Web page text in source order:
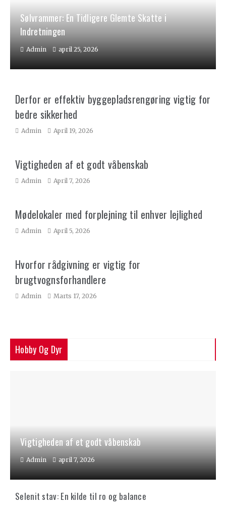
Sølvrammer: En Tidligere Glemte Skatte i
Indretningen
Admin april 25, 2026
Derfor er effektiv byggepladsrengøring vigtig for
bedre sikkerhed
Admin April 19, 2026
Vigtigheden af et godt våbenskab
Admin April 7, 2026
Mødelokaler med forplejning til enhver lejlighed
Admin April 5, 2026
Hvorfor rådgivning er vigtig for
brugtvognsforhandlere
Admin Marts 17, 2026
Hobby Og Dyr
Vigtigheden af et godt våbenskab
Admin april 7, 2026
Selenit stav: En kilde til ro og balance